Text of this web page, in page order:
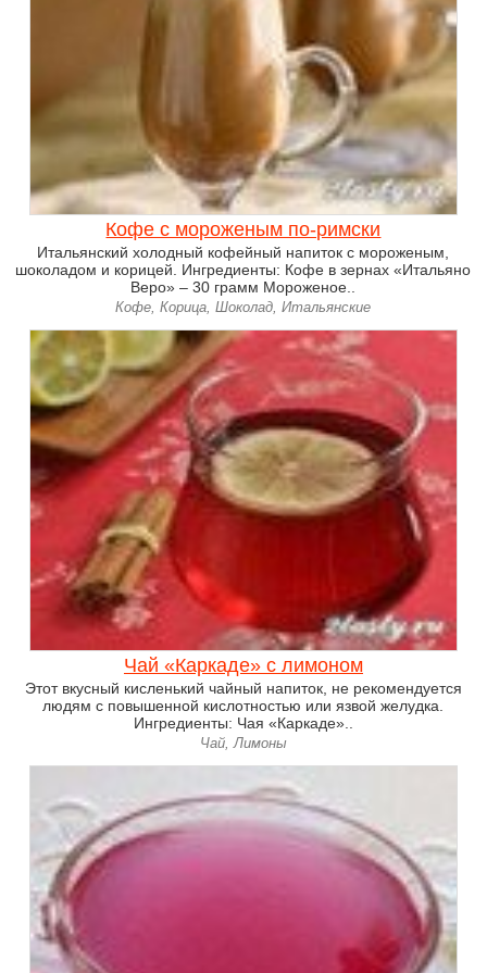
Кофе с мороженым по-римски
Итальянский холодный кофейный напиток с мороженым,
шоколадом и корицей. Ингредиенты: Кофе в зернах «Итальяно
Веро» – 30 грамм Мороженое..
Кофе, Корица, Шоколад, Итальянские
Чай «Каркаде» с лимоном
Этот вкусный кисленький чайный напиток, не рекомендуется
людям с повышенной кислотностью или язвой желудка.
Ингредиенты: Чая «Каркаде»..
Чай, Лимоны